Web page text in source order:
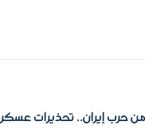
حرب إيران.. تحذيرات